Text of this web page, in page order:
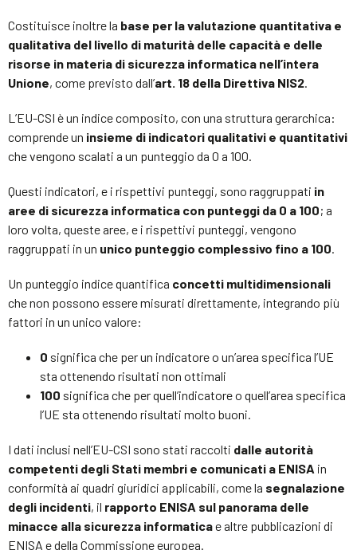
Costituisce inoltre la base per la valutazione quantitativa e
qualitativa del livello di maturità delle capacità e delle
risorse in materia di sicurezza informatica nell’intera
Unione, come previsto dall’art. 18 della Direttiva NIS2.
L’EU-CSI è un indice composito, con una struttura gerarchica:
comprende un insieme di indicatori qualitativi e quantitativi
che vengono scalati a un punteggio da 0 a 100.
Questi indicatori, e i rispettivi punteggi, sono raggruppati in
aree di sicurezza informatica con punteggi da 0 a 100; a
loro volta, queste aree, e i rispettivi punteggi, vengono
raggruppati in un unico punteggio complessivo fino a 100.
Un punteggio indice quantifica concetti multidimensionali
che non possono essere misurati direttamente, integrando più
fattori in un unico valore:
0 significa che per un indicatore o un’area specifica l’UE
sta ottenendo risultati non ottimali
100 significa che per quell’indicatore o quell’area specifica
l’UE sta ottenendo risultati molto buoni.
I dati inclusi nell’EU-CSI sono stati raccolti dalle autorità
competenti degli Stati membri e comunicati a ENISA in
conformità ai quadri giuridici applicabili, come la segnalazione
degli incidenti, il rapporto ENISA sul panorama delle
minacce alla sicurezza informaticae altre pubblicazioni di
ENISA e della Commissione europea.